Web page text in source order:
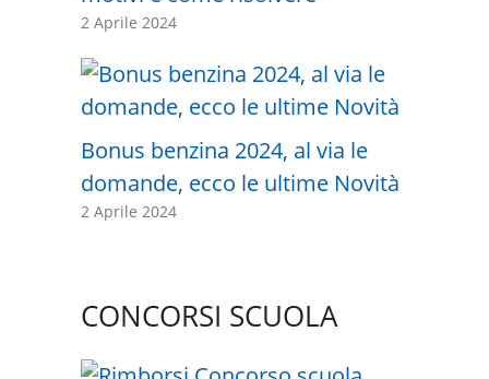
2 Aprile 2024
Bonus benzina 2024, al via le
domande, ecco le ultime Novità
2 Aprile 2024
CONCORSI SCUOLA